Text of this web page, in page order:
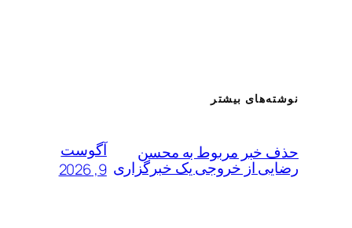
نوشته‌های بیشتر
حذف خبر مربوط به محسن
رضایی از خروجی یک خبرگزاری
آگوست
9, 2026